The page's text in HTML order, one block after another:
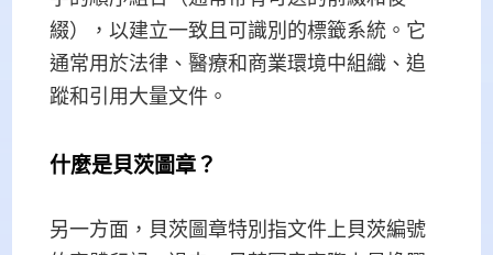
綴），以建立一致且可識別的標籤系統。它
通常用於法律、醫療和商業環境中組織、追
蹤和引用大量文件。
什麼是貝茨圖章？
另一方面，貝茨圖章特別指文件上貝茨編號